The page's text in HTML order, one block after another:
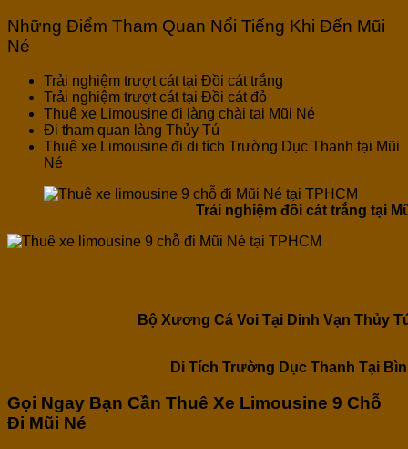
Những Điểm Tham Quan Nổi Tiếng Khi Đến Mũi
Né
Trải nghiệm trượt cát tại Đồi cát trắng
Trải nghiệm trượt cát tại Đồi cát đỏ
Thuê xe Limousine đi làng chài tại Mũi Né
Đi tham quan làng Thủy Tú
Thuê xe Limousine đi di tích Trường Dục Thanh tại Mũi
Né
Trải nghiệm đồi cát trắng tại
Bộ Xương Cá Voi Tại Dinh Vạn Thủy
Di Tích Trường Dục Thanh Tại
Gọi Ngay Bạn Cần Thuê Xe Limousine 9 Chỗ
Đi Mũi Né